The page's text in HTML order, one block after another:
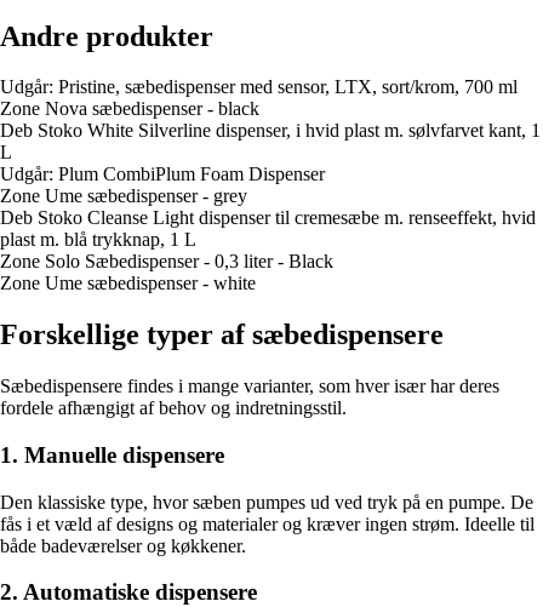
Andre produkter
Udgår: Pristine, sæbedispenser med sensor, LTX, sort/krom, 700 ml
Zone Nova sæbedispenser - black
Deb Stoko White Silverline dispenser, i hvid plast m. sølvfarvet kant, 1
L
Udgår: Plum CombiPlum Foam Dispenser
Zone Ume sæbedispenser - grey
Deb Stoko Cleanse Light dispenser til cremesæbe m. renseeffekt, hvid
plast m. blå trykknap, 1 L
Zone Solo Sæbedispenser - 0,3 liter - Black
Zone Ume sæbedispenser - white
Forskellige typer af sæbedispensere
Sæbedispensere findes i mange varianter, som hver især har deres
fordele afhængigt af behov og indretningsstil.
1. Manuelle dispensere
Den klassiske type, hvor sæben pumpes ud ved tryk på en pumpe. De
fås i et væld af designs og materialer og kræver ingen strøm. Ideelle til
både badeværelser og køkkener.
2. Automatiske dispensere